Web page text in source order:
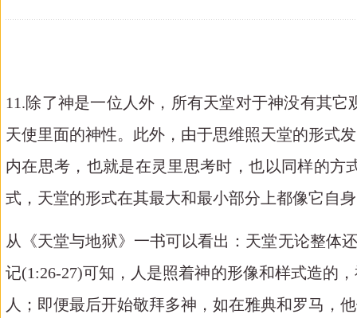
11.除了神是一位人外，所有天堂对于神没有其
天使里面的神性。此外，由于思维照天堂的形式
内在思考，也就是在灵里思考时，也以同样的
式，天堂的形式在其最大和最小部分上都像它自
从《天堂与地狱》一书可以看出：天堂无论整体
记(1:26-27)可知，人是照着神的形像和样式造的
人；即便最后开始敬拜多神，如在雅典和罗马，